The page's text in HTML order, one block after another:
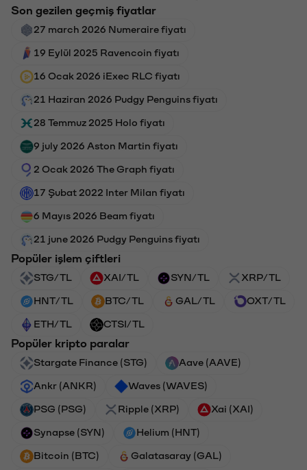
Son gezilen geçmiş fiyatlar
27 march 2026 Numeraire fiyatı
19 Eylül 2025 Ravencoin fiyatı
16 Ocak 2026 iExec RLC fiyatı
21 Haziran 2026 Pudgy Penguins fiyatı
28 Temmuz 2025 Holo fiyatı
9 july 2026 Aston Martin fiyatı
2 Ocak 2026 The Graph fiyatı
17 Şubat 2022 Inter Milan fiyatı
6 Mayıs 2026 Beam fiyatı
21 june 2026 Pudgy Penguins fiyatı
Popüler işlem çiftleri
STG/TL XAI/TL SYN/TL XRP/TL
HNT/TL BTC/TL GAL/TL OXT/TL
ETH/TL CTSI/TL
Popüler kripto paralar
Stargate Finance (STG) Aave (AAVE)
Ankr (ANKR) Waves (WAVES)
PSG (PSG) Ripple (XRP) Xai (XAI)
Synapse (SYN) Helium (HNT)
Bitcoin (BTC) Galatasaray (GAL)